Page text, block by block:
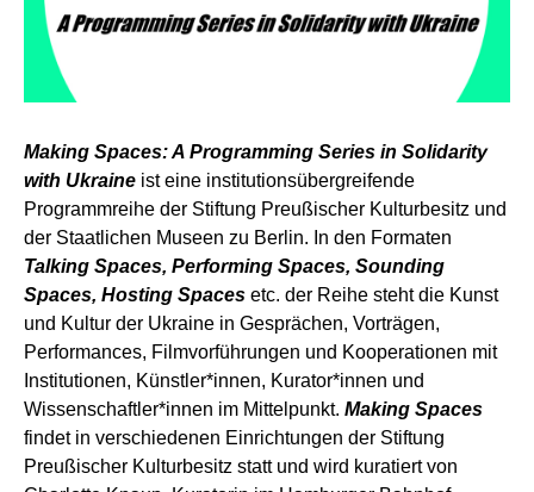
Making Spaces: A Programming Series in Solidarity
with Ukraine ist eine institutionsübergreifende
Programmreihe der Stiftung Preußischer Kulturbesitz und
der Staatlichen Museen zu Berlin. In den Formaten
Talking Spaces, Performing Spaces, Sounding
Spaces, Hosting Spaces etc. der Reihe steht die Kunst
und Kultur der Ukraine in Gesprächen, Vorträgen,
Performances, Filmvorführungen und Kooperationen mit
Institutionen, Künstler*innen, Kurator*innen und
Wissenschaftler*innen im Mittelpunkt. Making Spaces
findet in verschiedenen Einrichtungen der Stiftung
Preußischer Kulturbesitz statt und wird kuratiert von